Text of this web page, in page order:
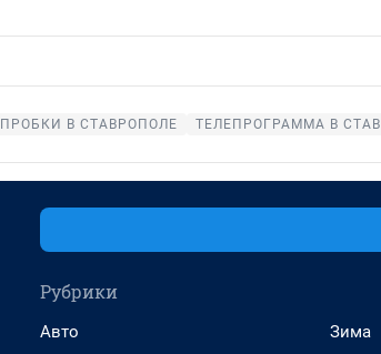
ПРОБКИ В СТАВРОПОЛЕ ТЕЛЕПРОГРАММА В
Рубрики
Авто
Зима